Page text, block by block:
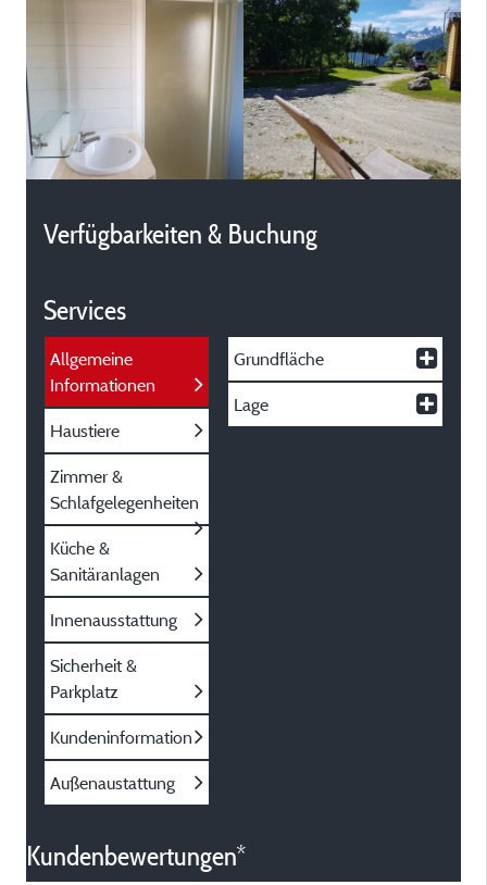
Verfügbarkeiten & Buchung
Services
Allgemeine
Informationen
Haustiere
Zimmer &
Schlafgelegenheiten
Küche &
Sanitäranlagen
Innenausstattung
Sicherheit &
Parkplatz
Kundeninformation
Außenaustattung
Grundfläche
Lage
Kundenbewertungen*